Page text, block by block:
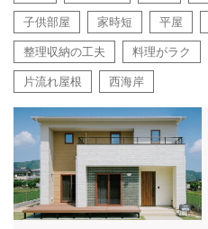
子供部屋 家時短 平屋
整理収納の工夫 料理がラク
片流れ屋根 西海岸